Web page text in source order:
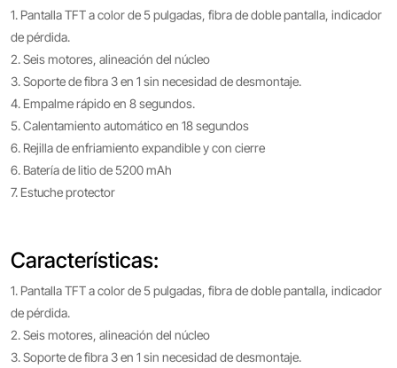
1. Pantalla TFT a color de 5 pulgadas, fibra de doble pantalla, indicador
de pérdida.
2. Seis motores, alineación del núcleo
3. Soporte de fibra 3 en 1 sin necesidad de desmontaje.
4. Empalme rápido en 8 segundos.
5. Calentamiento automático en 18 segundos
6. Rejilla de enfriamiento expandible y con cierre
6. Batería de litio de 5200 mAh
7. Estuche protector
Características:
1. Pantalla TFT a color de 5 pulgadas, fibra de doble pantalla, indicador
de pérdida.
2. Seis motores, alineación del núcleo
3. Soporte de fibra 3 en 1 sin necesidad de desmontaje.